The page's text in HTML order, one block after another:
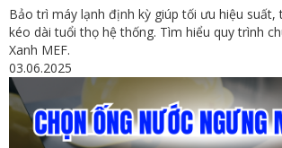
Bảo trì máy lạnh định kỳ giúp tối ưu hiệu suất,
kéo dài tuổi thọ hệ thống. Tìm hiểu quy trình
Xanh MEF.
03.06.2025